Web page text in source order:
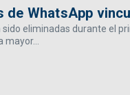
de WhatsApp
eliminadas durante el
mayor...